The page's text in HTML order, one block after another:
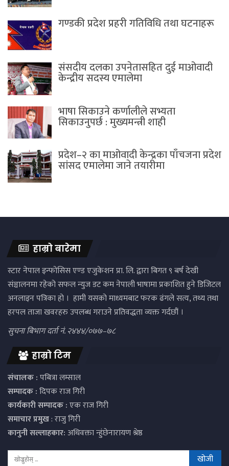
गण्डकी प्रदेश प्रहरी गतिविधि तथा घटनाहरू
संसदीय दलका उपनेतासहित दुई माओवादी
केन्द्रीय सदस्य एमालेमा
भाषा सिकाउने कर्णालीले सभ्यता
सिकाउनुपर्छ : मुख्यमन्त्री शाही
प्रदेश–२ का माओवादी केन्द्रका पाँचजना प्रदेश
सांसद एमालेमा जाने तयारीमा
हाम्रो बारेमा
स्टार नेपाल इन्फोसिस एण्ड एजुकेशन प्रा. लि. द्वारा बिगत ९ बर्ष देखी
संञ्चालनमा रहेको सफल न्युज डट कम नेपाली भाषामा प्रकाशित हुने डिजिटल
अनलाइन पत्रिका हो । हामी यसको माध्यमबाट फरक ढंगले सत्य, तथ्य तथा
हरपल ताजा खवरहरु उपलब्ध गराउने प्रतिवद्धता व्यक्त गर्दछौं ।
सुचना बिभाग दर्ता नं. २४४४/०७७–७८
हाम्रो टिम
संचालक :पबित्रा लम्साल
सम्पादक :दिपक राज गिरी
कार्यकारी सम्पादक :एक राज गिरी
समाचार प्रमुख: राजु गिरी
कानुनी सल्लाहकार:अधिवक्ता न्हुंछेनारायण श्रेष्ठ